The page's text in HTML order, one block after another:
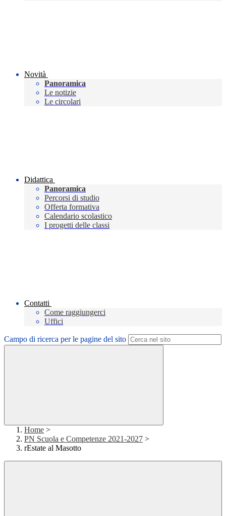
Novità
Panoramica
Le notizie
Le circolari
Didattica
Panoramica
Percorsi di studio
Offerta formativa
Calendario scolastico
I progetti delle classi
Contatti
Come raggiungerci
Uffici
Campo di ricerca per le pagine del sito
Home >
PN Scuola e Competenze 2021-2027 >
rEstate al Masotto